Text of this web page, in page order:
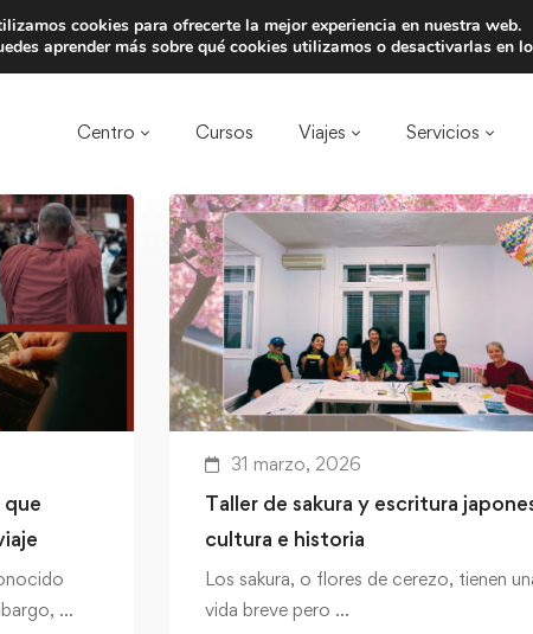
Trae a un amigo y llevaos un total de
Centro Cursos Viajes Servicios
que
…
31 marzo, 2026
Taller de sakura y escritura
cultura e historia
Los sakura, o flores de cerezo, tienen
vida breve pero …
cookies para ofrecerte la mejor experiencia en nuestra web.
aprender más sobre qué cookies utilizamos o desactivarlas en